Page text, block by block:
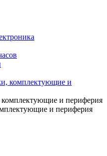
комплектующие и
и периферия
и периферия